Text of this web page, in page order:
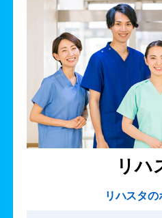
リハ
リハスタの